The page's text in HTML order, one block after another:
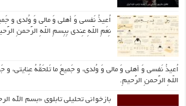
اُعیذُ نَفسی وَ أهلی وَ مالی وَ وُلدی و
نِعَمِ اللّهِ عِندی بِبِسمِ اللّهِ الرَّحمنِ
اُعیذُ نَفسی وَ أهلی وَ مالی وَ وُلدی، و جَمیعَ ما تَلحَقُهُ عِنایتی، و
اللّهِ الرَّحمنِ الرَّحیمِ.
بازخوانی تحلیلی تابلوی «بسم الله